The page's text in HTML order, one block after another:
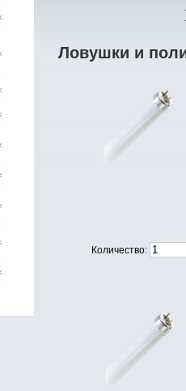
Ловушки и
Количество: